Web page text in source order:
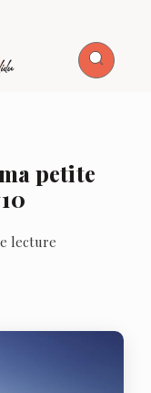
petite
lecture